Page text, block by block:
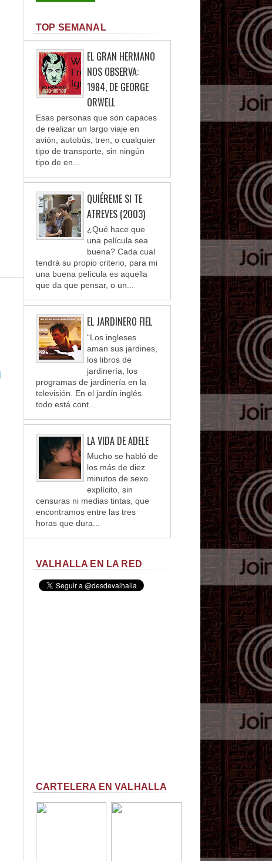
TOP SEMANAL
EL GRAN HERMANO
NOS OBSERVA:
1984, DE GEORGE
ORWELL
Esas personas que son capaces
de realizar un largo viaje en
avión, autobús, tren, o cualquier
tipo de transporte, sin ningún
tipo de en...
QUIÉREME SI TE
ATREVES (2003)
¿Qué hace que
una película sea
buena? Cada cual
tendrá su propio criterio, para mi
una buena película es aquella
que da que pensar, o un...
EL JARDINERO FIEL
“Los ingleses
aman sus jardines,
los libros de
jardinería, los
programas de jardinería en la
televisión. En el jardín inglés
todo está cont...
LA VIDA DE ADELE
Mucho se habló de
los más de diez
minutos de sexo
explícito, sin
censuras ni medias tintas, que
encontramos entre las tres
horas que dura...
VALHALLA EN LA RED
CARTELERA EN VALHALLA